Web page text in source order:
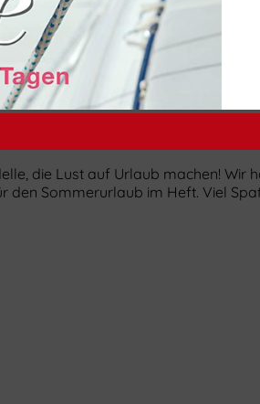
die Lust auf Urlaub machen!
den Sommerurlaub im Heft. Viel